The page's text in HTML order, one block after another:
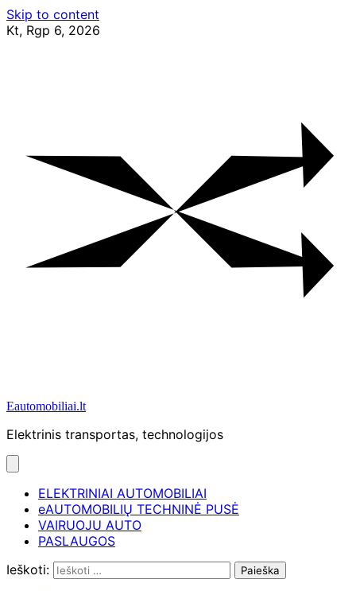
Skip to content
Kt, Rgp 6, 2026
Eautomobiliai.lt
Elektrinis transportas, technologijos
ELEKTRINIAI AUTOMOBILIAI
eAUTOMOBILIŲ TECHNINĖ PUSĖ
VAIRUOJU AUTO
PASLAUGOS
Ieškoti: